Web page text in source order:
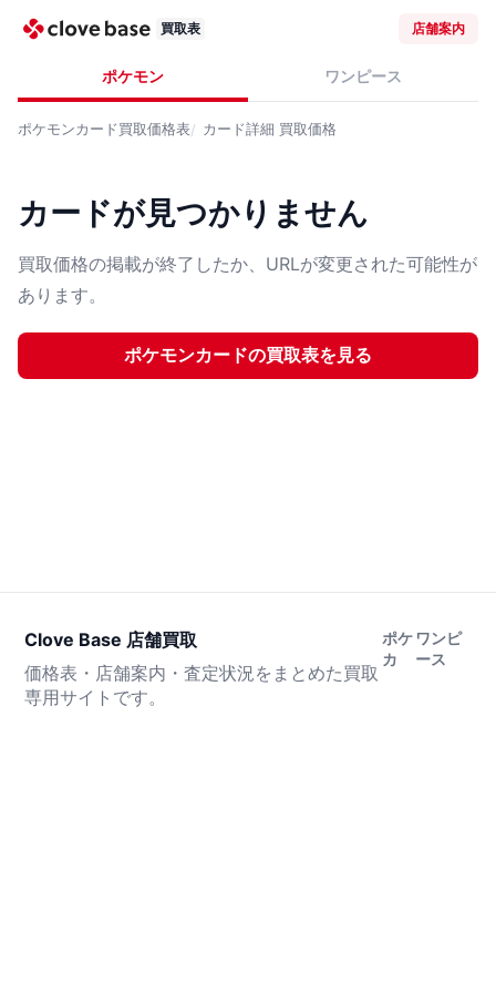
買取表 店舗案内
ポケモン ワンピース
ポケモンカード買取価格表 カード詳細 買取価格
カードが見つかりません
買取価格の掲載が終了したか、URLが変更された可能性が
あります。
ポケモンカードの買取表を見る
Clove Base 店舗買取
価格表・店舗案内・査定状況をまとめた買取
専用サイトです。
ポケ
カ
ワンピ
ース